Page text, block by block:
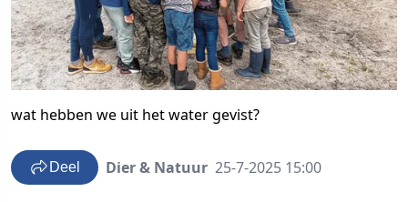
wat hebben we uit het water gevist?
Deel Dier & Natuur 25-7-2025 15:00